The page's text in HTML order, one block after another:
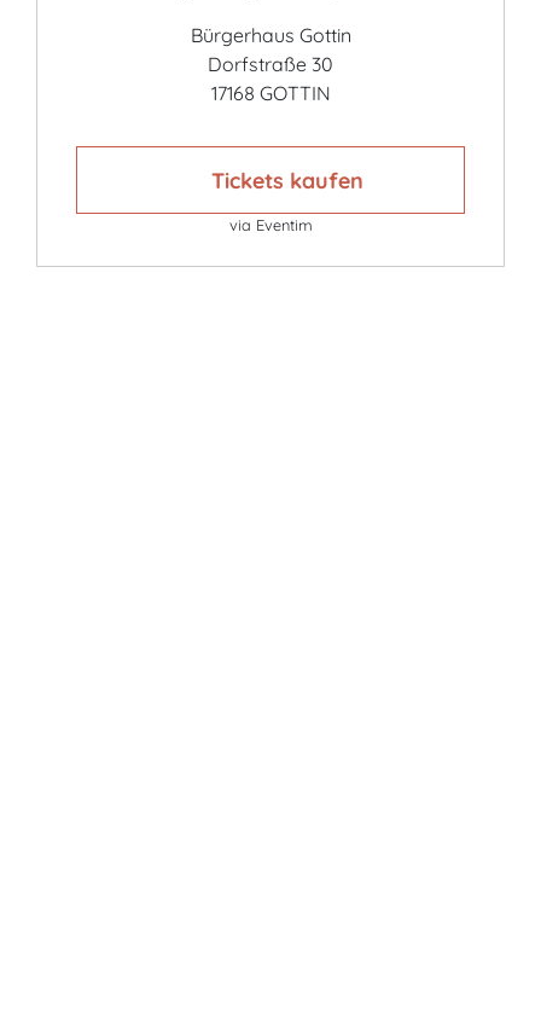
Bürgerhaus Gottin
Dorfstraße 30
17168 GOTTIN
Tickets kaufen
via Eventim